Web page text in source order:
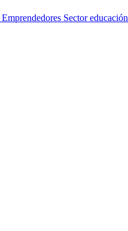
Emprendedores Sector educación